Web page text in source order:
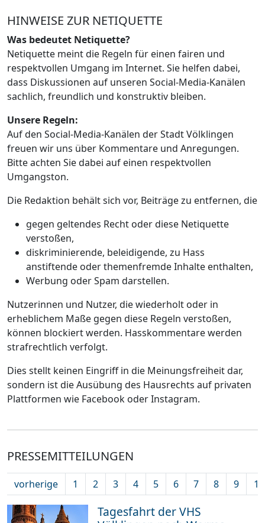
HINWEISE ZUR NETIQUETTE
Was bedeutet Netiquette?
Netiquette meint die Regeln für einen fairen und
respektvollen Umgang im Internet. Sie helfen dabei,
dass Diskussionen auf unseren Social-Media-Kanälen
sachlich, freundlich und konstruktiv bleiben.
Unsere Regeln:
Auf den Social-Media-Kanälen der Stadt Völklingen
freuen wir uns über Kommentare und Anregungen.
Bitte achten Sie dabei auf einen respektvollen
Umgangston.
Die Redaktion behält sich vor, Beiträge zu entfernen, die
gegen geltendes Recht oder diese Netiquette
verstoßen,
diskriminierende, beleidigende, zu Hass
anstiftende oder themenfremde Inhalte enthalten,
Werbung oder Spam darstellen.
Nutzerinnen und Nutzer, die wiederholt oder in
erheblichem Maße gegen diese Regeln verstoßen,
können blockiert werden. Hasskommentare werden
strafrechtlich verfolgt.
Dies stellt keinen Eingriff in die Meinungsfreiheit dar,
sondern ist die Ausübung des Hausrechts auf privaten
Plattformen wie Facebook oder Instagram.
PRESSEMITTEILUNGEN
vorherige 1 2 3 4 5 6 7 8 9 10
Tagesfahrt der VHS